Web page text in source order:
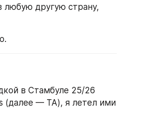
любую другую страну,
в Стамбуле 25/26
(далее — ТА), я летел ими